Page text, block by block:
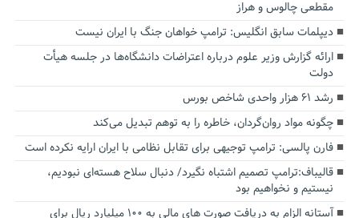
مقطعی چالوس و هراز
دیپلمات سابق انگلیس:‌ ترامپ خواهان جنگ با ایران نیست
ارائه گزارش وزیر علوم درباره اعتراضات دانشگاه‌ها در جلسه هیأت
دولت
رشد ۶۱ هزار واحدی شاخص بورس
چگونه مواد روان‌گردان، خاطره را به توهم تبدیل می‌کند
فارن پالسی: ترامپ توجیهی برای تقابل نظامی با ایران ارایه نکرده است
قالیباف:ترامپ تصمیم اشتباه نگیرد/ دنبال سلاح هسته‌ای نبودیم،
نیستیم و نخواهیم بود
آستانه الزام به دریافت صورت های مالی به ۱۰۰ میلیارد ریال برای